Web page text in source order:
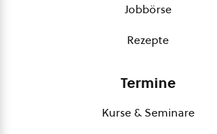
Jobbörse
Rezepte
Termine
Kurse & Seminare